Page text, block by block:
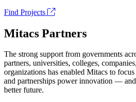
Find Projects
Mitacs Partners
The strong support from governments
partners, universities, colleges,
organizations has enabled Mitacs to
and partnerships power innovation —
better future.